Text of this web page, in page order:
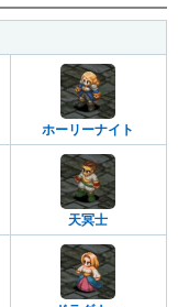
ホーリーナイト
天冥士